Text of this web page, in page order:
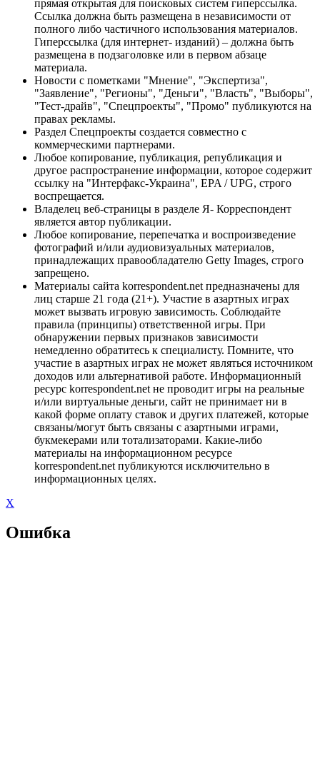
прямая открытая для поисковых систем гиперссылка.
Ссылка должна быть размещена в независимости от
полного либо частичного использования материалов.
Гиперссылка (для интернет- изданий) – должна быть
размещена в подзаголовке или в первом абзаце
материала.
Новости с пометками "Мнение", "Экспертиза",
"Заявление", "Регионы", "Деньги", "Власть", "Выборы",
"Тест-драйв", "Спецпроекты", "Промо" публикуются на
правах рекламы.
Раздел Спецпроекты создается совместно с
коммерческими партнерами.
Любое копирование, публикация, републикация и
другое распространение информации, которое содержит
ссылку на "Интерфакс-Украина", EPA / UPG, строго
воспрещается.
Владелец веб-страницы в разделе Я- Корреспондент
является автор публикации.
Любое копирование, перепечатка и воспроизведение
фотографий и/или аудиовизуальных материалов,
принадлежащих правообладателю Getty Images, строго
запрещено.
Материалы сайта korrespondent.net предназначены для
лиц старше 21 года (21+). Участие в азартных играх
может вызвать игровую зависимость. Соблюдайте
правила (принципы) ответственной игры. При
обнаружении первых признаков зависимости
немедленно обратитесь к специалисту. Помните, что
участие в азартных играх не может являться источником
доходов или альтернативой работе. Информационный
ресурс korrespondent.net не проводит игры на реальные
и/или виртуальные деньги, сайт не принимает ни в
какой форме оплату ставок и других платежей, которые
связаны/могут быть связаны с азартными играми,
букмекерами или тотализаторами. Какие-либо
материалы на информационном ресурсе
korrespondent.net публикуются исключительно в
информационных целях.
X
Ошибка